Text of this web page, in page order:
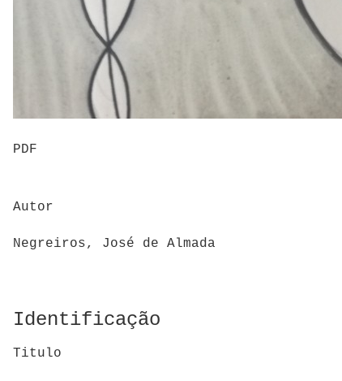
PDF
Autor
Negreiros, José de Almada
Identificação
Titulo